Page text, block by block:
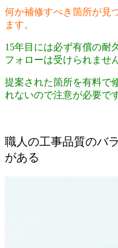
何か補修すべき箇所が見
ます。
15年目には必ず有償の耐
フォローは受けられませ
提案された箇所を有料で
れないので注意が必要です
職人の工事品質のバ
がある